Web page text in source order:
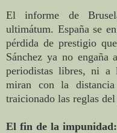
El informe de
ultimátum. España se
pérdida de prestigio
Sánchez ya no
periodistas libres, ni a
miran con la
traicionado las reglas
El fin de la